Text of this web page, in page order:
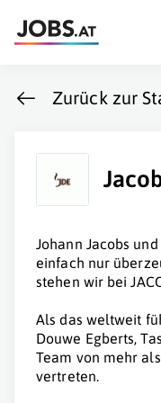
Zurück zur
Johann Jacobs
einfach nur
stehen wir bei
Als das weltweit
Douwe Egberts,
Team von mehr
vertreten.